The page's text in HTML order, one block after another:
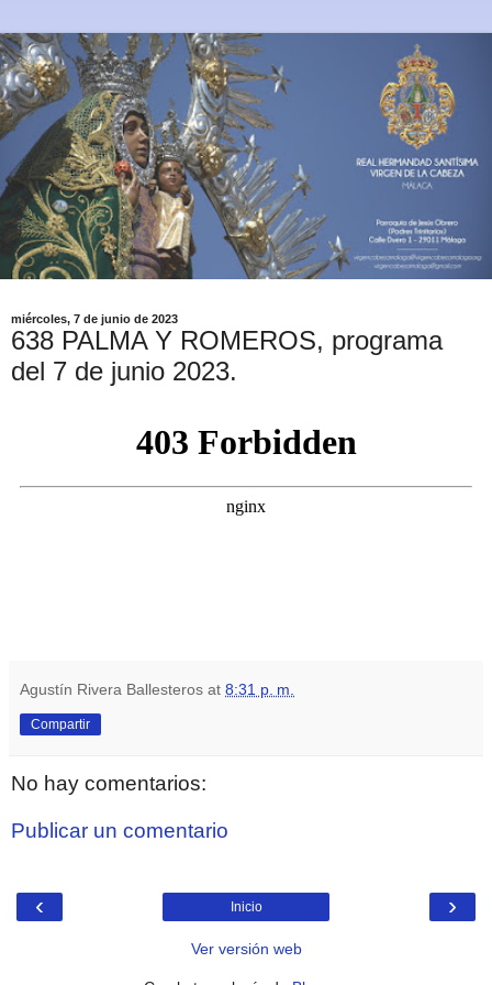
miércoles, 7 de junio de 2023
638 PALMA Y ROMEROS, programa
del 7 de junio 2023.
Agustín Rivera Ballesteros at 8:31 p. m.
Compartir
No hay comentarios:
Publicar un comentario
‹ ›
Inicio
Ver versión web